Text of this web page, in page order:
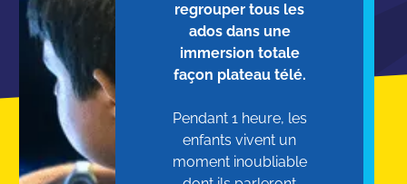
regrouper tous les
ados dans une
immersion totale
façon plateau télé.
Pendant 1 heure, les
enfants vivent un
moment inoubliable